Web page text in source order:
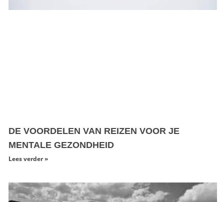
DE VOORDELEN VAN REIZEN VOOR JE
MENTALE GEZONDHEID
Lees verder »